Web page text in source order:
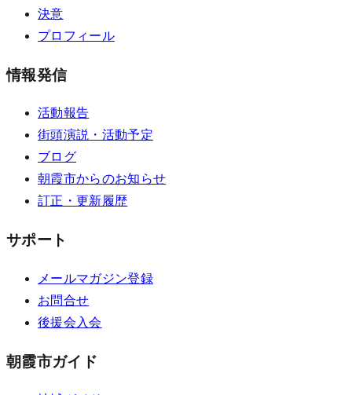
決意
プロフィール
情報発信
活動報告
街頭演説・活動予定
ブログ
朝霞市からのお知らせ
訂正・更新履歴
サポート
メールマガジン登録
お問合せ
後援会入会
朝霞市ガイド